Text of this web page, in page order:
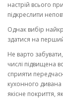
настрій всього
підкреслити
Однак вибір
здатися на
Не варто
числі підвищена
сприяти
кухонного
якісне покриття,